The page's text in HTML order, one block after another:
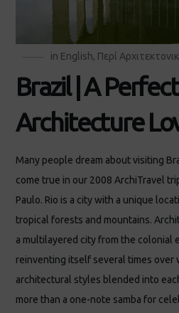
in English, Περί
Brazil | A
Architecture
Many people dream about visiting
come true in our 2008 ArchiTravel
Paulo. Rio is a city with a unique
tropical forests and mountains.
a multilayered city from the colonial
reinventing itself several times
architectural styles blended into
more than a one-note samba for